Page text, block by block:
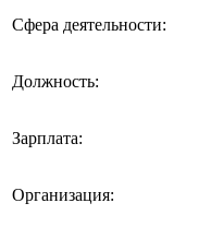
Сфера деятельности:
Должность:
Зарплата:
Организация: